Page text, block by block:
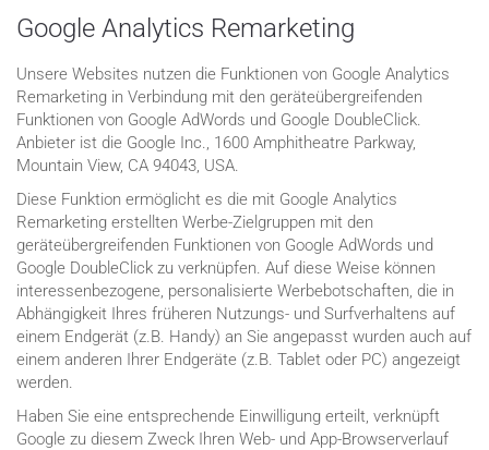
Google Analytics Remarketing
Unsere Websites nutzen die Funktionen von Google Analytics
Remarketing in Verbindung mit den geräteübergreifenden
Funktionen von Google AdWords und Google DoubleClick.
Anbieter ist die Google Inc., 1600 Amphitheatre Parkway,
Mountain View, CA 94043, USA.
Diese Funktion ermöglicht es die mit Google Analytics
Remarketing erstellten Werbe-Zielgruppen mit den
geräteübergreifenden Funktionen von Google AdWords und
Google DoubleClick zu verknüpfen. Auf diese Weise können
interessenbezogene, personalisierte Werbebotschaften, die in
Abhängigkeit Ihres früheren Nutzungs- und Surfverhaltens auf
einem Endgerät (z.B. Handy) an Sie angepasst wurden auch auf
einem anderen Ihrer Endgeräte (z.B. Tablet oder PC) angezeigt
werden.
Haben Sie eine entsprechende Einwilligung erteilt, verknüpft
Google zu diesem Zweck Ihren Web- und App-Browserverlauf